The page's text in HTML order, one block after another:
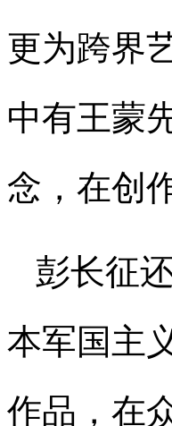
更为跨界
中有王蒙
念，在创
彭长征
本军国主
作品，在